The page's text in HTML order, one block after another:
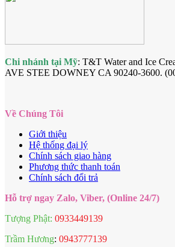
Chi nhánh tại Mỹ: T&T Water and Ice
AVE STEE DOWNEY CA 90240-3600.
Về Chúng Tôi
Giới thiệu
Hệ thống đại lý
Chính sách giao hàng
Phương thức thanh toán
Chính sách đổi trả
Hỗ trợ ngay Zalo, Viber, (Online 24/7)
Tượng Phật: 0933449139
Trầm Hương: 0943777139